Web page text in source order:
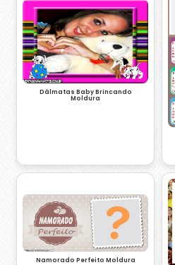
Dálmatas Baby Brincando
Moldura
Namorado Perfeito Moldura